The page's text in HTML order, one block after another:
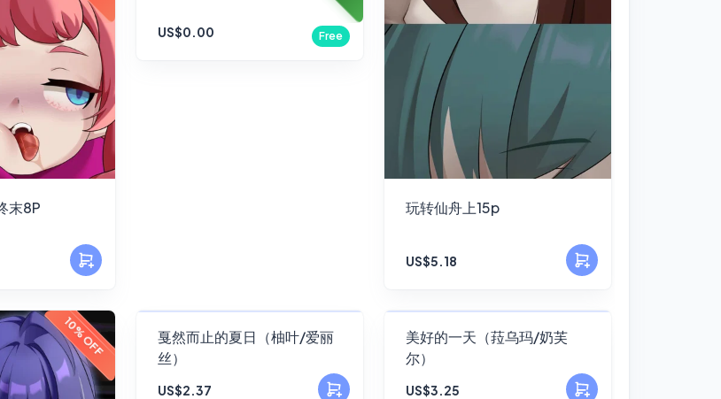
末8P
Free
US$0.00
玩转仙舟上15p
US$5.18
10% OFF FANSKY
戛然而止的夏日（柚叶/爱丽
丝）
US$2.37
FANSKY
美好的一天（菈乌玛/奶芙
尔）
US$3.25